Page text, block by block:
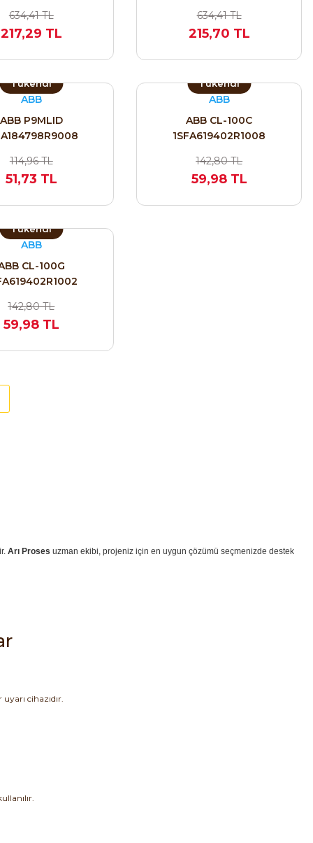
634,41 TL
217,29 TL
634,41 TL
215,70 TL
Tükendi
ABB
ABB P9MLID
114,96 TL
51,73 TL
Tükendi
ABB
ABB CL-100C
1SFA619402R1008
142,80 TL
59,98 TL
Tükendi
ABB
CL-100G
142,80 TL
59,98 TL
Arı Proses uzman ekibi, projeniz için en uygun çözümü seçmenizde destek
cihazıdır.